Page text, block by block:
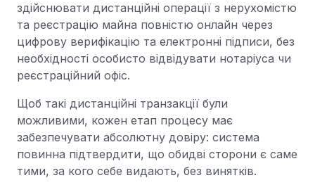
здійснювати дистанційні операції з нерухомістю
та реєстрацію майна повністю онлайн через
цифрову верифікацію та електронні підписи, без
необхідності особисто відвідувати нотаріуса чи
реєстраційний офіс.
Щоб такі дистанційні транзакції були
можливими, кожен етап процесу має
забезпечувати абсолютну довіру: система
повинна підтвердити, що обидві сторони є саме
тими, за кого себе видають, без винятків.